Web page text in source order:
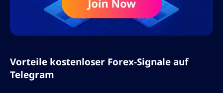
Vorteile kostenloser Forex-Signale auf
Telegram